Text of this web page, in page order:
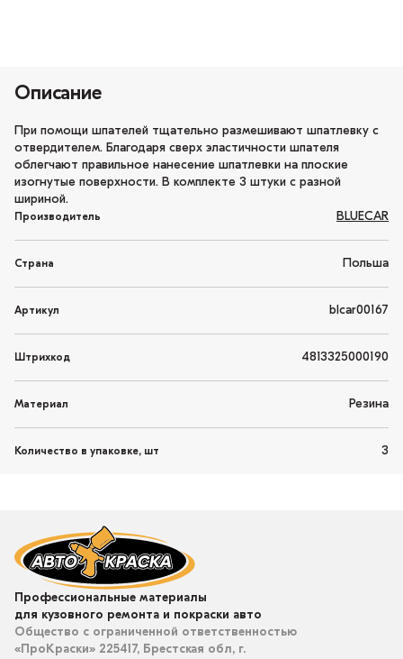
Описание
При помощи шпателей тщательно размешивают шпатлевку с
отвердителем. Благодаря сверх эластичности шпателя
облегчают правильное нанесение шпатлевки на плоские
изогнутые поверхности. В комплекте 3 штуки с разной
шириной.
Производитель BLUECAR
Страна Польша
Артикул blcar00167
Штрихкод 4813325000190
Материал Резина
Количество в упаковке, шт 3
Профессиональные материалы
для кузовного ремонта и покраски авто
Общество с ограниченной ответственностью
«ПроКраски» 225417, Брестская обл, г.